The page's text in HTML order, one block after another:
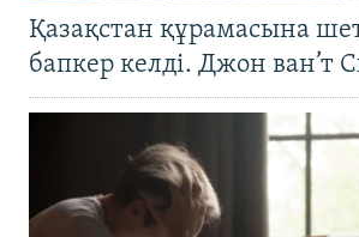
Қазақстан құрамасына
бапкер келді. Джон ван’т